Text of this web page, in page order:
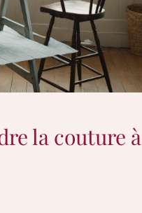
la couture à